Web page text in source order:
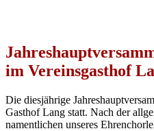
im Vereinsgasthof
Die diesjährige
Gasthof Lang statt. Nach der
namentlichen unseres